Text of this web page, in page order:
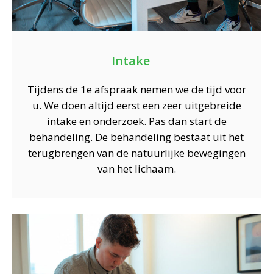
Intake
Tijdens de 1e afspraak nemen we de tijd voor
u. We doen altijd eerst een zeer uitgebreide
intake en onderzoek. Pas dan start de
behandeling. De behandeling bestaat uit het
terugbrengen van de natuurlijke bewegingen
van het lichaam.